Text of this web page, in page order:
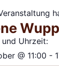
und Uhrzeit:
@ 11:00 -